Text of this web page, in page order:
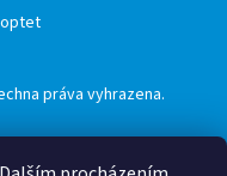
práva vyhrazena.